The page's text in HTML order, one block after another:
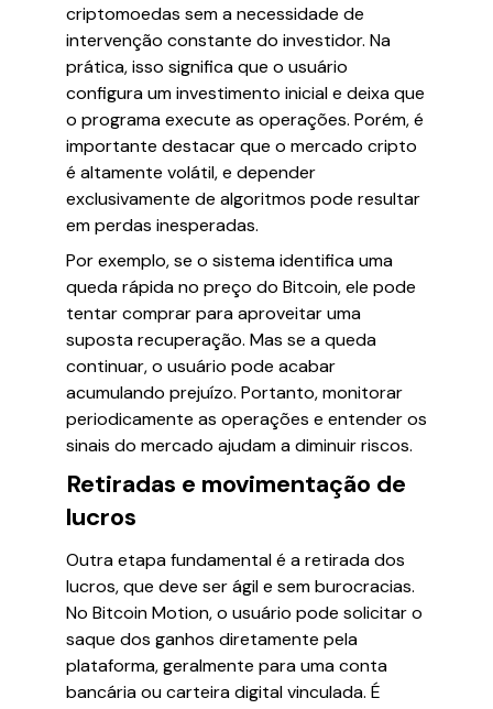
criptomoedas sem a necessidade de
intervenção constante do investidor. Na
prática, isso significa que o usuário
configura um investimento inicial e deixa que
o programa execute as operações. Porém, é
importante destacar que o mercado cripto
é altamente volátil, e depender
exclusivamente de algoritmos pode resultar
em perdas inesperadas.
Por exemplo, se o sistema identifica uma
queda rápida no preço do Bitcoin, ele pode
tentar comprar para aproveitar uma
suposta recuperação. Mas se a queda
continuar, o usuário pode acabar
acumulando prejuízo. Portanto, monitorar
periodicamente as operações e entender os
sinais do mercado ajudam a diminuir riscos.
Retiradas e movimentação de
lucros
Outra etapa fundamental é a retirada dos
lucros, que deve ser ágil e sem burocracias.
No Bitcoin Motion, o usuário pode solicitar o
saque dos ganhos diretamente pela
plataforma, geralmente para uma conta
bancária ou carteira digital vinculada. É